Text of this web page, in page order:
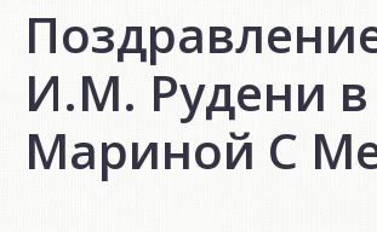
И.М. Рудени в
Мариной C